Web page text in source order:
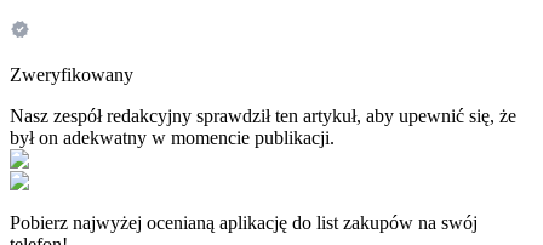
Zweryfikowany
Nasz zespół redakcyjny sprawdził ten artykuł, aby upewnić się, że
był on adekwatny w momencie publikacji.
Pobierz najwyżej ocenianą aplikację do list zakupów na swój